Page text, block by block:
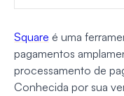
Square é uma
pagamentos
processamento de
Conhecida por sua